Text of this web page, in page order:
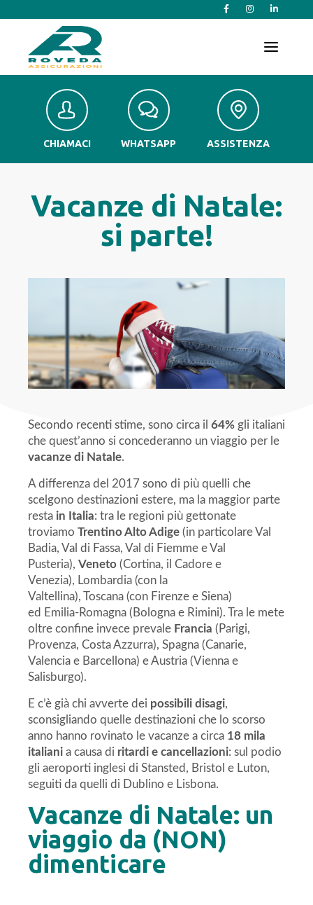
T
v
g
i
o
CHIAMACI WHATSAPP ASSISTENZA
Vacanze di Natale:
si parte!
Secondo recenti stime, sono circa il 64% gli italiani
che quest’anno si concederanno un viaggio per le
vacanze di Natale.
A differenza del 2017 sono di più quelli che
scelgono destinazioni estere, ma la maggior parte
resta in Italia: tra le regioni più gettonate
troviamo Trentino Alto Adige (in particolare Val
Badia, Val di Fassa, Val di Fiemme e Val
Pusteria), Veneto (Cortina, il Cadore e
Venezia), Lombardia (con la
Valtellina), Toscana (con Firenze e Siena)
ed Emilia-Romagna (Bologna e Rimini). Tra le mete
oltre confine invece prevale Francia (Parigi,
Provenza, Costa Azzurra), Spagna (Canarie,
Valencia e Barcellona) e Austria (Vienna e
Salisburgo).
E c’è già chi avverte dei possibili disagi,
sconsigliando quelle destinazioni che lo scorso
anno hanno rovinato le vacanze a circa 18 mila
italiani a causa di ritardi e cancellazioni: sul podio
gli aeroporti inglesi di Stansted, Bristol e Luton,
seguiti da quelli di Dublino e Lisbona.
Vacanze di Natale: un
viaggio da (NON)
dimenticare